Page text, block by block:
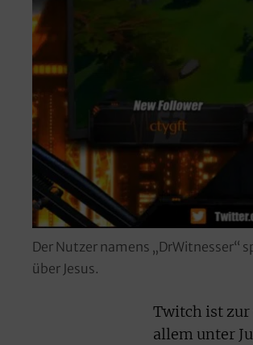
Der Nutzer namens „DrWitnesser“
über Jesus.
Twitch ist
allem unter